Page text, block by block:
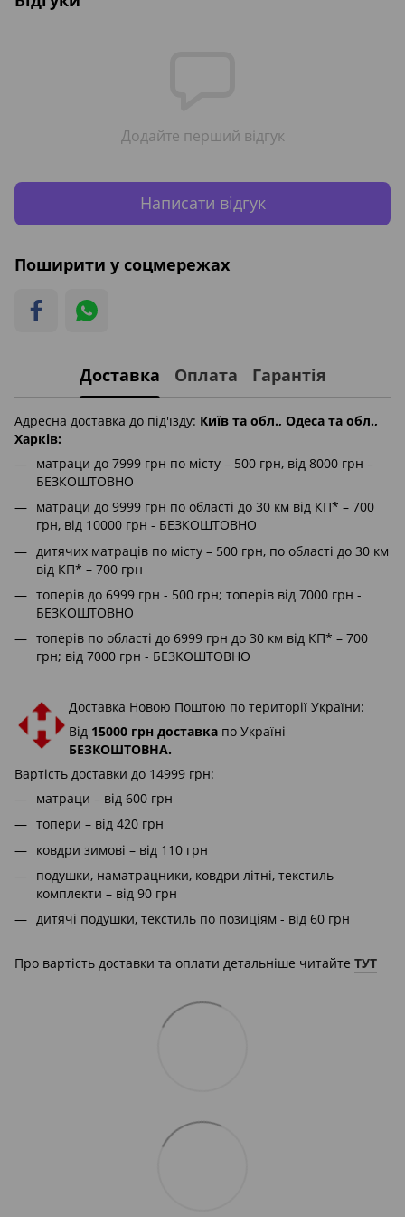
Додайте перший відгук
Написати відгук
Поширити у соцмережах
Доставка Оплата Гарантія
Адресна доставка до під'їзду: Київ та обл., Одеса та обл.,
Харків:
матраци до 7999 грн по місту – 500 грн, від 8000 грн –
БЕЗКОШТОВНО
матраци до 9999 грн по області до 30 км від КП* – 700
грн, від 10000 грн - БЕЗКОШТОВНО
дитячих матраців по місту – 500 грн, по області до 30 км
від КП* – 700 грн
топерів до 6999 грн - 500 грн; топерів від 7000 грн -
БЕЗКОШТОВНО
топерів по області до 6999 грн до 30 км від КП* – 700
грн; від 7000 грн - БЕЗКОШТОВНО
Доставка Новою Поштою по території України:
Від 15000 грн доставка по Україні
БЕЗКОШТОВНА.
Вартість доставки до 14999 грн:
матраци – від 600 грн
топери – від 420 грн
ковдри зимові – від 110 грн
подушки, наматрацники, ковдри літні, текстиль
комплекти – від 90 грн
дитячі подушки, текстиль по позиціям - від 60 грн
Про вартість доставки та оплати детальніше читайте ТУТ